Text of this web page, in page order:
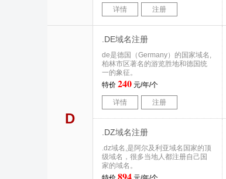
详情 注册
D
.DE域名注册
de是德国（Germany）的国家域名,
柏林市区著名的游览胜地和德国统
一的象征。
特价 240 元/年/个
详情 注册
.DZ域名注册
.dz域名,是阿尔及利亚域名国家的顶
级域名，很多当地人都注册自己国
家的域名。